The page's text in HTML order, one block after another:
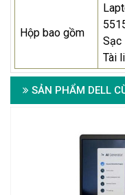
Hộp bao gồm
Sạc
Tài
SẢN PHẨM DELL